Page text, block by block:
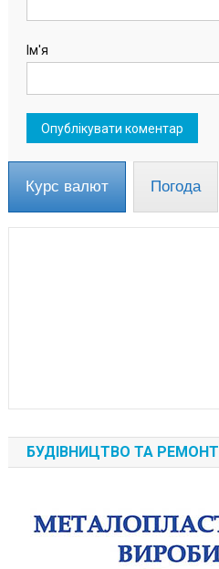
Ім'я
Курс валют Погода
БУДІВНИЦТВО ТА РЕМОНТ